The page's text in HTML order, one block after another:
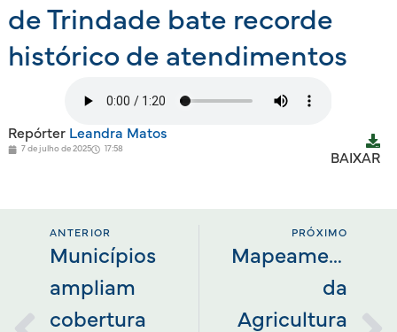
de Trindade bate recorde
histórico de atendimentos
RepórterLeandra Matos
7 de julho de 2025 17:58
BAIXAR
ANTERIOR
Municípios
ampliam
cobertura
PRÓXIMO
Mapeamento
da
Agricultura